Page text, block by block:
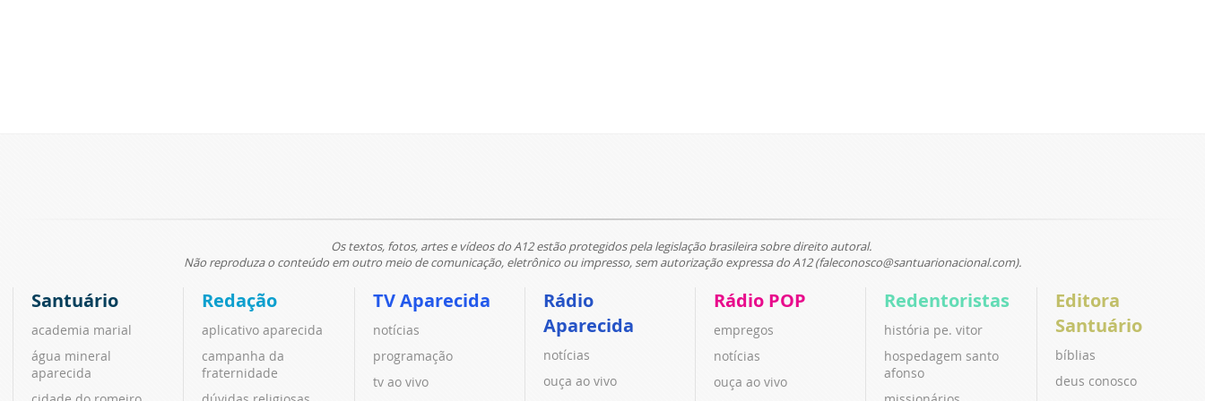
Os textos, fotos, artes e vídeos do A12 estão protegidos pela legislação brasileira sobre direito autoral.
Não reproduza o conteúdo em outro meio de comunicação, eletrônico ou impresso, sem autorização expressa do A12 (faleconosco@santuarionacional.com).
Santuário
academia marial
água mineral
aparecida
Redação
aplicativo aparecida
campanha da
fraternidade
TV Aparecida
notícias
programação
tv ao vivo
Rádio
Aparecida
notícias
ouça ao vivo
Rádio POP
empregos
notícias
ouça ao vivo
Redentoristas
história pe. vitor
hospedagem santo
afonso
Editora
Santuário
bíblias
deus conosco